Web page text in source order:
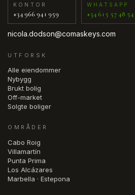
KONTOR
+34 966 941 959
WHATSAPP
+34 615 57 48 54
nicola.dodson@comaskeys.com
UTFORSK
Alle eiendommer
Nybygg
Brukt bolig
Off-market
Solgte boliger
OMRÅDER
Cabo Roig
Villamartín
Punta Prima
Los Alcázares
Marbella · Estepona